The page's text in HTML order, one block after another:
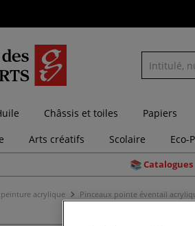
Châssis et toiles Papiers
Arts créatifs Scolaire Eco-
Catalogues
acrylique Pinceaux pointe éventail